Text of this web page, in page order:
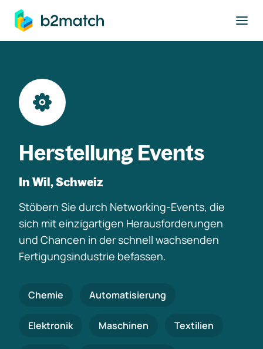
springen
Herstellung Events
In Wil, Schweiz
Stöbern Sie durch Networking-Events, die
sich mit einzigartigen Herausforderungen
und Chancen in der schnell wachsenden
Fertigungsindustrie befassen.
Chemie Automatisierung
Elektronik Maschinen Textilien